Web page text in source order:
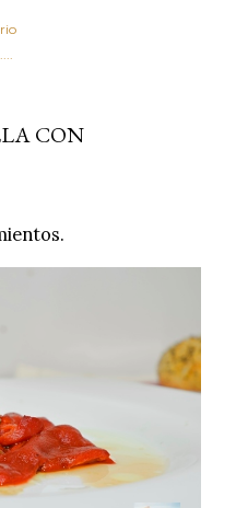
secos fritos o snacks
saturadas y sodio?
cuidarse no tiene
al horno van a cambiar
legumbres. Olvídate de
los guisos tradicionales y
un ingrediente tan
en un snack ligero,
CON